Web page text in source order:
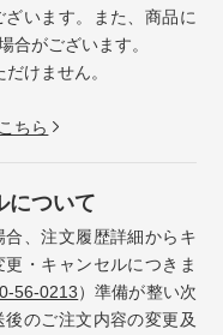
います。また、商品に
合がございます。
けません。
ちら
について
、注文履歴詳細からキ
・キャンセルにつきま
56-0213）準備が整い次
のご注文内容の変更及